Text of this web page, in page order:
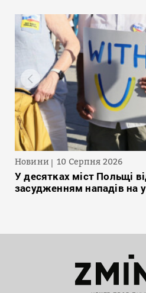
Новини 10 Серпня 2026
У десятках міст Польщі
засудженням нападів на